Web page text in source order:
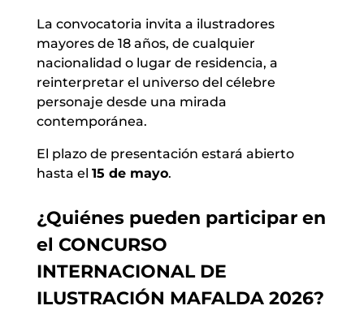
La convocatoria invita a ilustradores
mayores de 18 años, de cualquier
nacionalidad o lugar de residencia, a
reinterpretar el universo del célebre
personaje desde una mirada
contemporánea.
El plazo de presentación estará abierto
hasta el 15 de mayo.
¿Quiénes pueden participar en
el CONCURSO
INTERNACIONAL DE
ILUSTRACIÓN MAFALDA 2026?